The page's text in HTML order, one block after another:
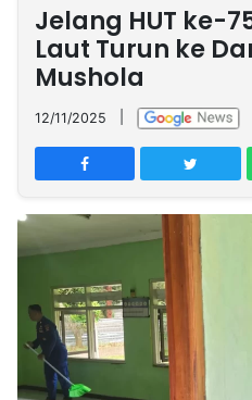
Nasional
International
Olahraga
Entertainment
Daerah
Pariwisata
Kuliner
Kolom
Network
PT
TREETAN
INDONESIA
Partner
Insight
NTB
Suara
Time
Lens
Daily
Jogja
Jalan
Rakyat
Idealita
News
Kita
Notice
Dinamikapost.com
Radar
Baru
Seedbacklink
Jelang HUT ke-
Laut Turun ke
Mushola
12/11/2025